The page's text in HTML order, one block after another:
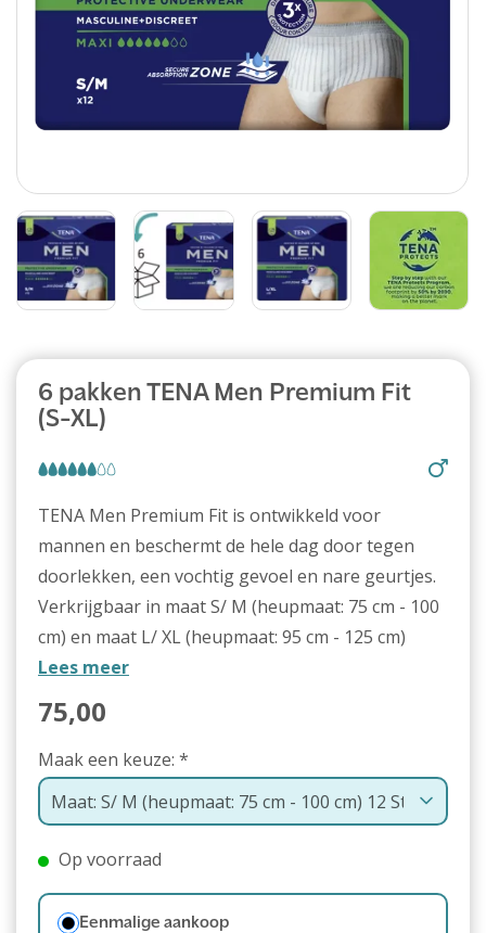
Abonnement
6 pakken TENA Men Premium Fit
(S-XL)
TENA Men Premium Fit is ontwikkeld voor
mannen en beschermt de hele dag door tegen
doorlekken, een vochtig gevoel en nare geurtjes.
Verkrijgbaar in maat S/ M (heupmaat: 75 cm - 100
cm) en maat L/ XL (heupmaat: 95 cm - 125 cm)
Lees meer
75,00
Maak een keuze: *
Op voorraad
Eenmalige aankoop